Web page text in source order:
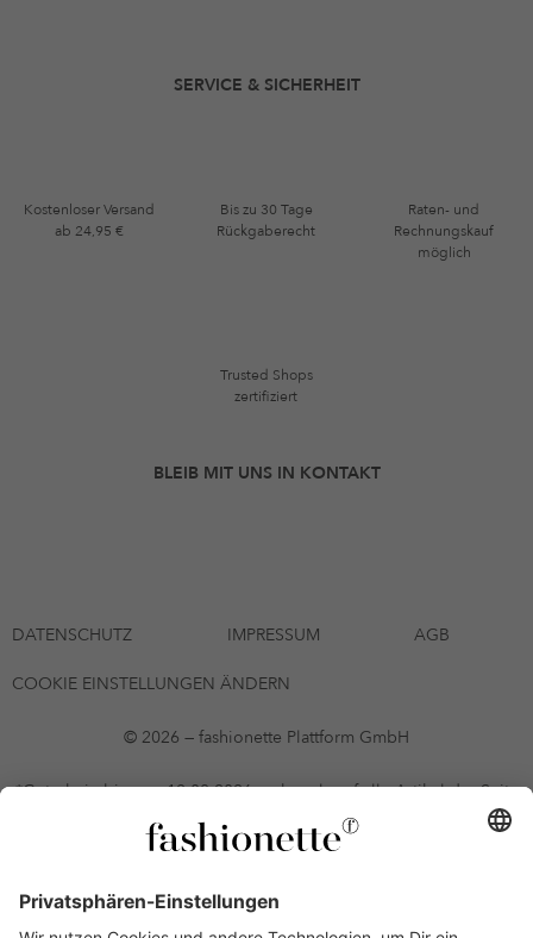
SERVICE & SICHERHEIT
Kostenloser Versand
ab 24,95 €
Bis zu 30 Tage
Rückgaberecht
Raten- und
Rechnungskauf
möglich
Trusted Shops
zertifiziert
BLEIB MIT UNS IN KONTAKT
DATENSCHUTZ IMPRESSUM AGB
COOKIE EINSTELLUNGEN ÄNDERN
© 2026 — fashionette Plattform GmbH
*Gutschein bis zum 12.08.2026 mehrmals auf alle Artikel der Seite
fashionette.at/selected-styles anwendbar. Es gelten die in den AGB
§9 festgelegten Bedingungen.
vorausgesetzt, alle Preise inkl. MwSt. und ohne Versandkosten. Bei
Ratenkäufen kann die letzte Rate geringfügig abweichen. Die